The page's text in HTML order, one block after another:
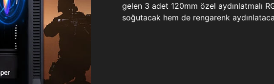
gelen 3 adet 120mm özel aydınlatmalı
soğutacak hem de rengarenk